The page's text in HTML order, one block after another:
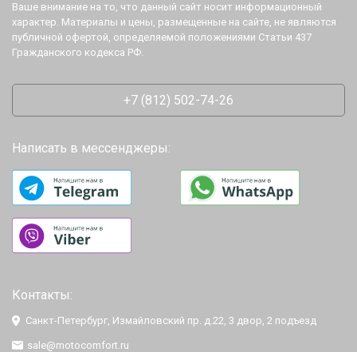
Ваше внимание на то, что данный сайт носит информационный
характер. Материалы и цены, размещенные на сайте, не являются
публичной офертой, определяемой положениями Статьи 437
Гражданского кодекса РФ.
+7 (812) 502-74-26
Написать в мессенджеры:
Контакты:
Санкт-Петербург, Измайловский пр. д.22, 3 двор, 2 подъезд
sale@motocomfort.ru